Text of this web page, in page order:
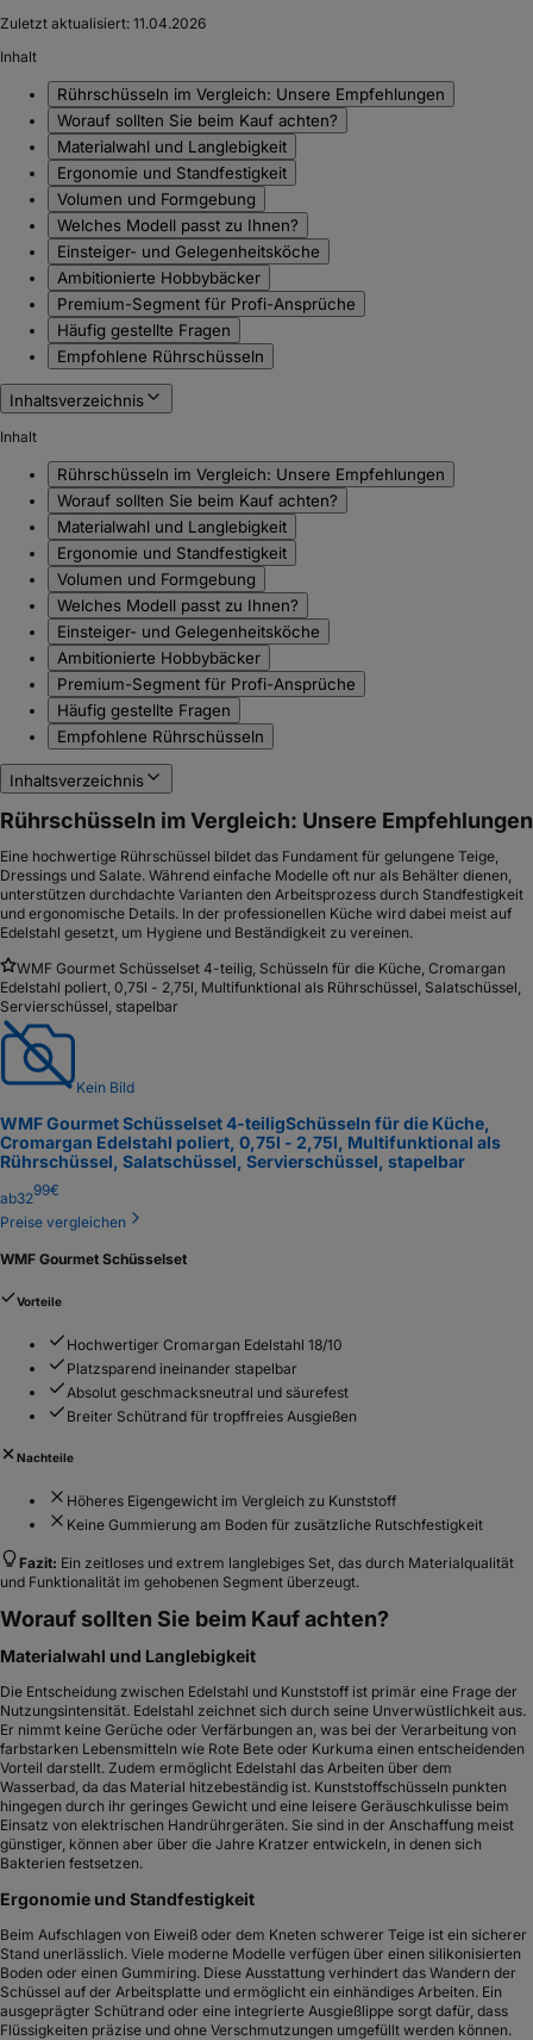
Zuletzt aktualisiert: 11.04.2026
Inhalt
Rührschüsseln im Vergleich: Unsere Empfehlungen
Worauf sollten Sie beim Kauf achten?
Materialwahl und Langlebigkeit
Ergonomie und Standfestigkeit
Volumen und Formgebung
Welches Modell passt zu Ihnen?
Einsteiger- und Gelegenheitsköche
Ambitionierte Hobbybäcker
Premium-Segment für Profi-Ansprüche
Häufig gestellte Fragen
Empfohlene Rührschüsseln
Inhaltsverzeichnis
Inhalt
Rührschüsseln im Vergleich: Unsere Empfehlungen
Worauf sollten Sie beim Kauf achten?
Materialwahl und Langlebigkeit
Ergonomie und Standfestigkeit
Volumen und Formgebung
Welches Modell passt zu Ihnen?
Einsteiger- und Gelegenheitsköche
Ambitionierte Hobbybäcker
Premium-Segment für Profi-Ansprüche
Häufig gestellte Fragen
Empfohlene Rührschüsseln
Inhaltsverzeichnis
Rührschüsseln im Vergleich: Unsere Empfehlungen
Eine hochwertige Rührschüssel bildet das Fundament für gelungene Teige,
Dressings und Salate. Während einfache Modelle oft nur als Behälter dienen,
unterstützen durchdachte Varianten den Arbeitsprozess durch Standfestigkeit
und ergonomische Details. In der professionellen Küche wird dabei meist auf
Edelstahl gesetzt, um Hygiene und Beständigkeit zu vereinen.
WMF Gourmet Schüsselset 4-teilig, Schüsseln für die Küche, Cromargan
Edelstahl poliert, 0,75l - 2,75l, Multifunktional als Rührschüssel, Salatschüssel,
Servierschüssel, stapelbar
Kein Bild
WMF Gourmet Schüsselset 4-teiligSchüsseln für die Küche,
Cromargan Edelstahl poliert, 0,75l - 2,75l, Multifunktional als
Rührschüssel, Salatschüssel, Servierschüssel, stapelbar
ab3299€
Preise vergleichen
WMF Gourmet Schüsselset
Vorteile
Hochwertiger Cromargan Edelstahl 18/10
Platzsparend ineinander stapelbar
Absolut geschmacksneutral und säurefest
Breiter Schütrand für tropffreies Ausgießen
Nachteile
Höheres Eigengewicht im Vergleich zu Kunststoff
Keine Gummierung am Boden für zusätzliche Rutschfestigkeit
Fazit: Ein zeitloses und extrem langlebiges Set, das durch Materialqualität
und Funktionalität im gehobenen Segment überzeugt.
Worauf sollten Sie beim Kauf achten?
Materialwahl und Langlebigkeit
Die Entscheidung zwischen Edelstahl und Kunststoff ist primär eine Frage der
Nutzungsintensität. Edelstahl zeichnet sich durch seine Unverwüstlichkeit aus.
Er nimmt keine Gerüche oder Verfärbungen an, was bei der Verarbeitung von
farbstarken Lebensmitteln wie Rote Bete oder Kurkuma einen entscheidenden
Vorteil darstellt. Zudem ermöglicht Edelstahl das Arbeiten über dem
Wasserbad, da das Material hitzebeständig ist. Kunststoffschüsseln punkten
hingegen durch ihr geringes Gewicht und eine leisere Geräuschkulisse beim
Einsatz von elektrischen Handrührgeräten. Sie sind in der Anschaffung meist
günstiger, können aber über die Jahre Kratzer entwickeln, in denen sich
Bakterien festsetzen.
Ergonomie und Standfestigkeit
Beim Aufschlagen von Eiweiß oder dem Kneten schwerer Teige ist ein sicherer
Stand unerlässlich. Viele moderne Modelle verfügen über einen silikonisierten
Boden oder einen Gummiring. Diese Ausstattung verhindert das Wandern der
Schüssel auf der Arbeitsplatte und ermöglicht ein einhändiges Arbeiten. Ein
ausgeprägter Schütrand oder eine integrierte Ausgießlippe sorgt dafür, dass
Flüssigkeiten präzise und ohne Verschmutzungen umgefüllt werden können.